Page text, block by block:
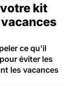
kit
ce qu'il
éviter les
les vacances